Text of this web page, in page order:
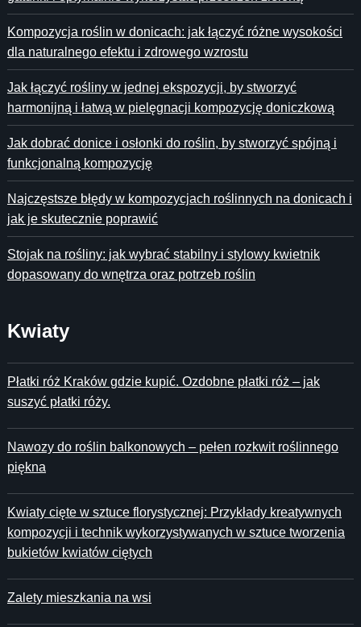
Kompozycja roślin w donicach: jak łączyć różne wysokości
dla naturalnego efektu i zdrowego wzrostu
Jak łączyć rośliny w jednej ekspozycji, by stworzyć
harmonijną i łatwą w pielęgnacji kompozycję doniczkową
Jak dobrać donice i osłonki do roślin, by stworzyć spójną i
funkcjonalną kompozycję
Najczęstsze błędy w kompozycjach roślinnych na donicach i
jak je skutecznie poprawić
Stojak na rośliny: jak wybrać stabilny i stylowy kwietnik
dopasowany do wnętrza oraz potrzeb roślin
Kwiaty
Płatki róż Kraków gdzie kupić. Ozdobne płatki róż – jak
suszyć płatki róży.
Nawozy do roślin balkonowych – pełen rozkwit roślinnego
piękna
Kwiaty cięte w sztuce florystycznej: Przykłady kreatywnych
kompozycji i technik wykorzystywanych w sztuce tworzenia
bukietów kwiatów ciętych
Zalety mieszkania na wsi